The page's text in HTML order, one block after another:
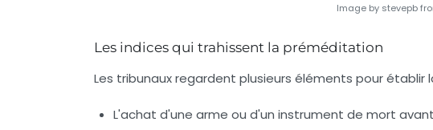
Image by stevepb
Les indices qui trahissent la préméditation
Les tribunaux regardent plusieurs éléments pour établir
L'achat d'une arme ou d'un instrument de mort